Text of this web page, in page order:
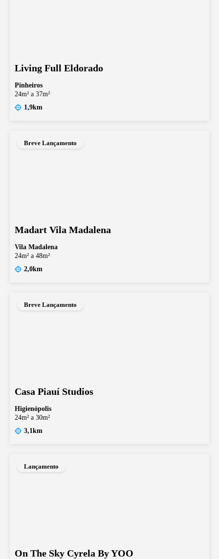
Living Full Eldorado
Pinheiros
24m² a 37m²
1,9km
Breve Lançamento
Madart Vila Madalena
Vila Madalena
24m² a 48m²
2,0km
Breve Lançamento
Casa Piauí Studios
Higienópolis
24m² a 30m²
3,1km
Lançamento
On The Sky Cyrela By YOO